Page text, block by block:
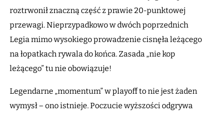
roztrwonił znaczną część z prawie 20-punktowej
przewagi. Nieprzypadkowo w dwóch poprzednich
Legia mimo wysokiego prowadzenie cisnęła leżącego
na łopatkach rywala do końca. Zasada „nie kop
leżącego” tu nie obowiązuje!
Legendarne „momentum” w playoff to nie jest żaden
wymysł – ono istnieje. Poczucie wyższości odgrywa